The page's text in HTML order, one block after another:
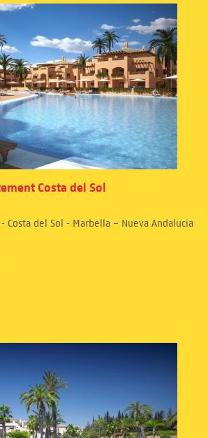
Costa del Sol
Costa del Sol - Marbella – Nueva Andalucia
2
2